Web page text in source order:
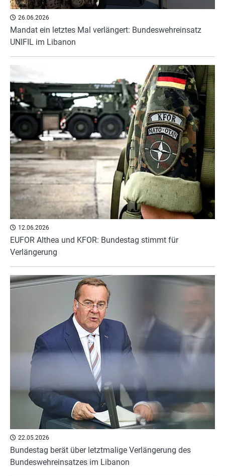
26.06.2026
Mandat ein letztes Mal verlängert: Bundeswehreinsatz
UNIFIL im Libanon
12.06.2026
EUFOR Althea und KFOR: Bundestag stimmt für
Verlängerung
22.05.2026
Bundestag berät über letztmalige Verlängerung des
Bundeswehreinsatzes im Libanon